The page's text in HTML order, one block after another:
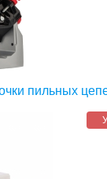
пильных